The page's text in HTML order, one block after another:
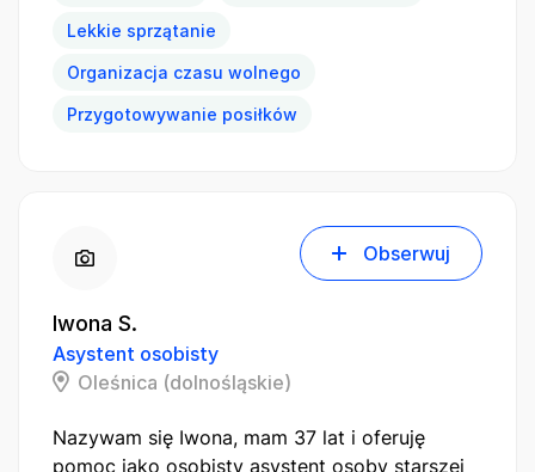
Lekkie sprzątanie
Organizacja czasu wolnego
Przygotowywanie posiłków
Obserwuj
Iwona S.
Asystent osobisty
Oleśnica (dolnośląskie)
Nazywam się Iwona, mam 37 lat i oferuję
pomoc jako osobisty asystent osoby starszej